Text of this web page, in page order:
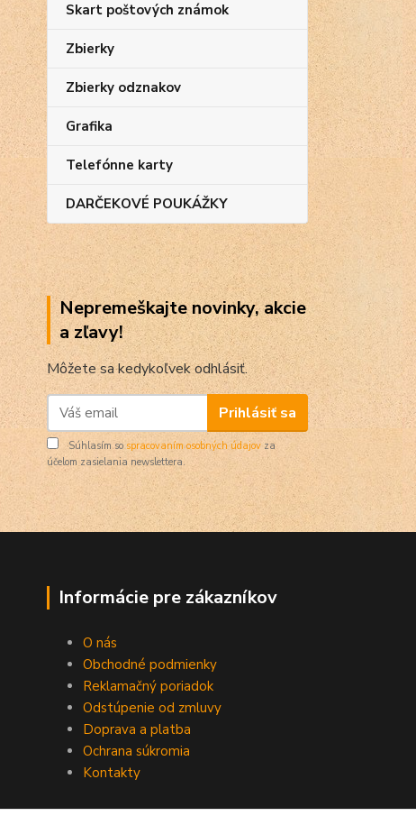
Skart poštových známok
Zbierky
Zbierky odznakov
Grafika
Telefónne karty
DARČEKOVÉ POUKÁŽKY
Nepremeškajte novinky, akcie
a zľavy!
Môžete sa kedykoľvek odhlásiť.
Prihlásiť sa
Súhlasím so spracovaním osobných údajov za
účelom zasielania newslettera.
Informácie pre zákazníkov
O nás
Obchodné podmienky
Reklamačný poriadok
Odstúpenie od zmluvy
Doprava a platba
Ochrana súkromia
Kontakty